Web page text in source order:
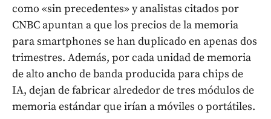
como «sin precedentes» y analistas citados por
CNBC apuntan a que los precios de la memoria
para smartphones se han duplicado en apenas dos
trimestres. Además, por cada unidad de memoria
de alto ancho de banda producida para chips de
IA, dejan de fabricar alrededor de tres módulos de
memoria estándar que irían a móviles o portátiles.